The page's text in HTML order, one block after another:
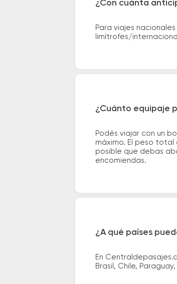
¿Con cuánta
Para viajes
limítrofes/
¿Cuánto equipaje
Podés viajar con un
máximo. El peso total
posible que debas
encomiendas.
¿A qué países
En
Brasil, Chile,